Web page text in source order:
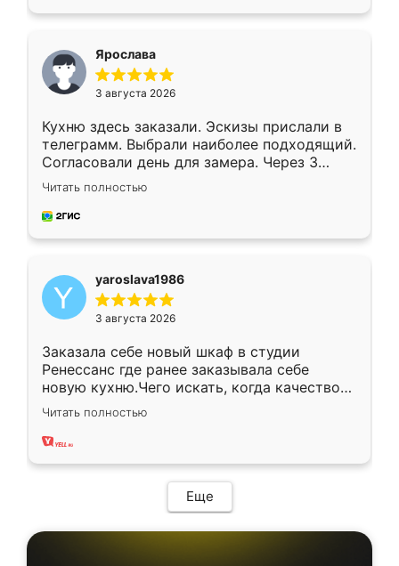
Ярослава
3 августа 2026
Кухню здесь заказали. Эскизы прислали в
телеграмм. Выбрали наиболее подходящий.
Согласовали день для замера. Через 3
недели кухня была уже готова. Остались
довольны работой. Спасибо Ренессанс
мебель за качественную работу!
Читать полностью
yaroslava1986
3 августа 2026
Заказала себе новый шкаф в студии
Ренессанс где ранее заказывала себе
новую кухню.Чего искать, когда качеством
вполне довольна. Служит кухня уже почти
два года, нареканий нет.
Читать полностью
Еще